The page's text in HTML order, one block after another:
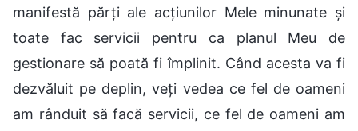
manifestă părți ale acțiunilor Mele minunate și
toate fac servicii pentru ca planul Meu de
gestionare să poată fi împlinit. Când acesta va fi
dezvăluit pe deplin, veți vedea ce fel de oameni
am rânduit să facă servicii, ce fel de oameni am